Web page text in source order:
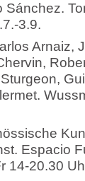
Sánchez.
3.9.­
Arnaiz,
Espacio
14-20.30